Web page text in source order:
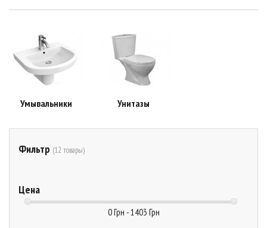
Умывальники Унитазы
Фильтр (12 товары)
Цена
0 Грн - 1403 Грн